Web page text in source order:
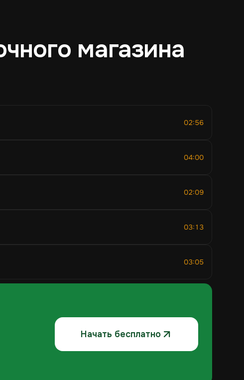
магазина
02:56
04:00
02:09
03:13
03:05
Начать бесплатно